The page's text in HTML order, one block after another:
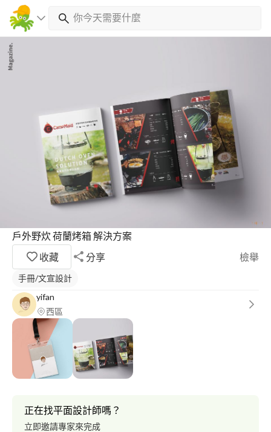
戶外野炊 荷蘭烤箱 解決方案
收藏
分享 檢舉
手冊/文宣設計
yifan
西區
正在找平面設計師嗎？
立即邀請專家來完成